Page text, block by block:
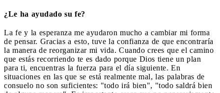
¿Le ha ayudado su fe?
La fe y la esperanza me ayudaron mucho a cambiar mi forma
de pensar. Gracias a esto, tuve la confianza de que encontraría
la manera de reorganizar mi vida. Cuando crees que el camino
que estás recorriendo te es dado porque Dios tiene un plan
para ti, encuentras la fuerza para el día siguiente. En
situaciones en las que se está realmente mal, las palabras de
consuelo no son suficientes: "todo irá bien", "todo saldrá bien